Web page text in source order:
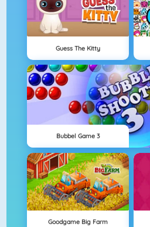
Guess The Kitty
Bubbel Game 3
Goodgame Big Farm